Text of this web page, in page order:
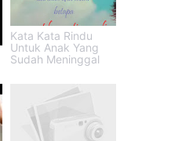
Kata Kata Rindu
Untuk Anak Yang
Sudah Meninggal